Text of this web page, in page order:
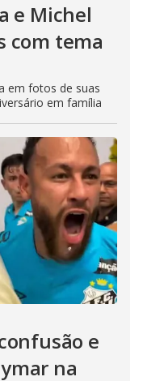
e Michel
com tema
em fotos de suas
em família
e
na